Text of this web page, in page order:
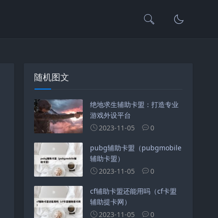
随机图文
绝地求生辅助卡盟：打造专业
游戏外设平台
2023-11-05
0
pubg辅助卡盟（pubgmobile
辅助卡盟）
2023-11-05
0
cf辅助卡盟还能用吗（cf卡盟
辅助提卡网）
2023-11-05
0